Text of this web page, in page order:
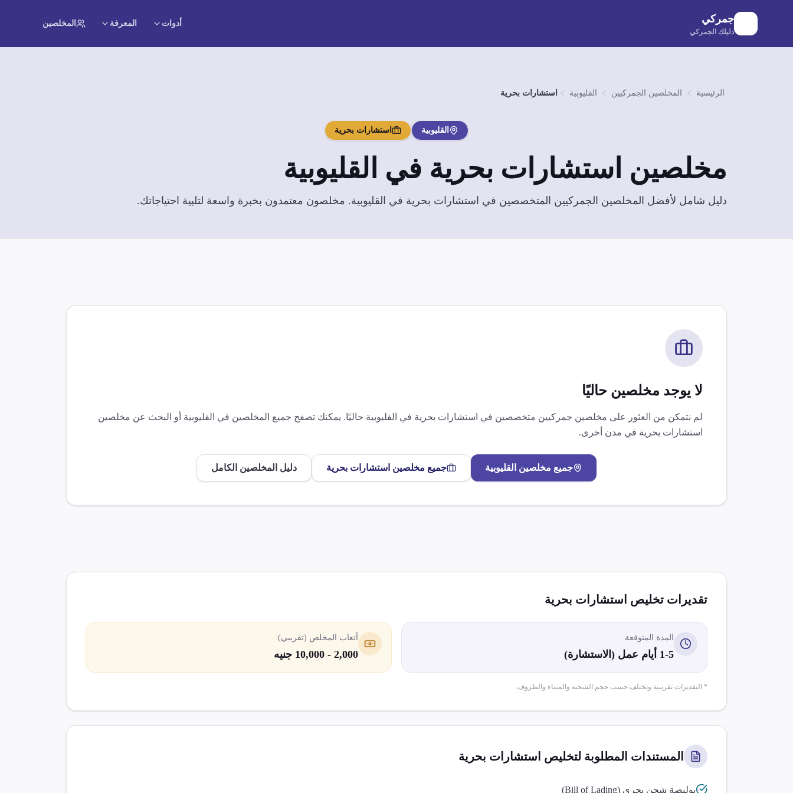
جمركي
دليلك الجمركي
أدوات المعرفة المخلصين
الرئيسية المخلصين الجمركيين القليوبية استشارات بحرية
القليوبية استشارات بحرية
مخلصين استشارات بحرية في القليوبية
دليل شامل لأفضل المخلصين الجمركيين المتخصصين في استشارات بحرية في القليوبية. مخلصون معتمدون بخبرة واسعة لتلبية احتياجاتك.
لا يوجد مخلصين حاليًا
لم نتمكن من العثور على مخلصين جمركيين متخصصين في استشارات بحرية في القليوبية حاليًا. يمكنك تصفح جميع المخلصين في القليوبية أو البحث عن مخلصين
استشارات بحرية في مدن أخرى.
جميع مخلصين القليوبية جميع مخلصين استشارات بحرية دليل المخلصين الكامل
تقديرات تخليص استشارات بحرية
المدة المتوقعة
1-5 أيام عمل (الاستشارة)
أتعاب المخلص (تقريبي)
2,000 - 10,000 جنيه
* التقديرات تقريبية وتختلف حسب حجم الشحنة والميناء والظروف.
المستندات المطلوبة لتخليص استشارات بحرية
بوليصة شحن بحري (Bill of Lading)